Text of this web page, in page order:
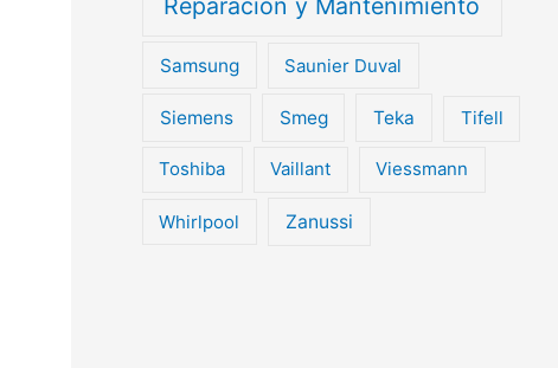
Reparación y Mantenimiento
Samsung Saunier Duval
Siemens Smeg Teka Tifell
Toshiba Vaillant Viessmann
Whirlpool Zanussi